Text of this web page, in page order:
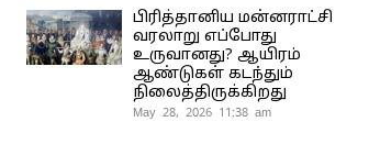
பிரித்தானிய மன்னராட்சி
வரலாறு எப்போது
உருவானது? ஆயிரம்
ஆண்டுகள் கடந்தும்
நிலைத்திருக்கிறது
May 28, 2026 11:38 am